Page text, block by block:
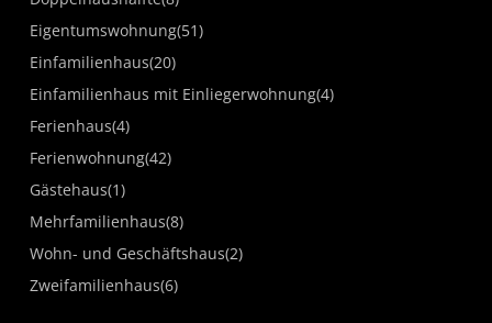
Blick aufs ProvenExpert-Profil werfen
Eigentumswohnung(51)
Einfamilienhaus(20)
Einfamilienhaus mit Einliegerwohnung(4)
Ferienhaus(4)
Ferienwohnung(42)
Gästehaus(1)
Mehrfamilienhaus(8)
Wohn- und Geschäftshaus(2)
Zweifamilienhaus(6)